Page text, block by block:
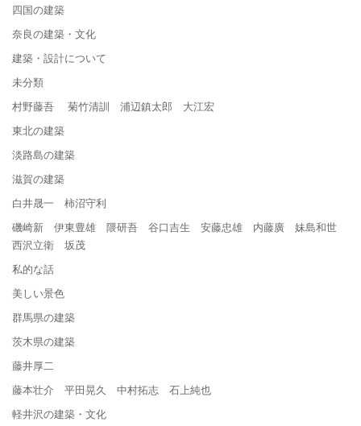
四国の建築
奈良の建築・文化
建築・設計について
未分類
村野藤吾 菊竹清訓 浦辺鎮太郎 大江宏
東北の建築
淡路島の建築
滋賀の建築
白井晟一 柿沼守利
磯崎新 伊東豊雄 隈研吾 谷口吉生 安藤忠雄 内藤廣 妹島和世
西沢立衛 坂茂
私的な話
美しい景色
群馬県の建築
茨木県の建築
藤井厚二
藤本壮介 平田晃久 中村拓志 石上純也
軽井沢の建築・文化